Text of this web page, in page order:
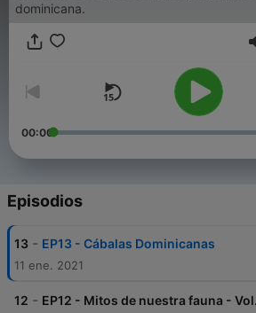
dominicana.
00:00
Episodios
13 - EP13 - Cábalas Dominicanas
11 ene. 2021
12 - EP12 - Mitos de nuestra fauna -